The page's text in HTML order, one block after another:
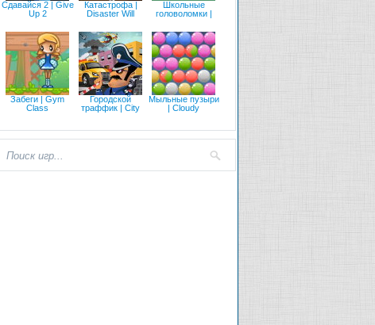
Сдавайся 2 | Give
Up 2
Катастрофа |
Disaster Will
Школьные
головоломки |
Забеги | Gym
Class
Городской
траффик | City
Мыльные пузыри
| Cloudy